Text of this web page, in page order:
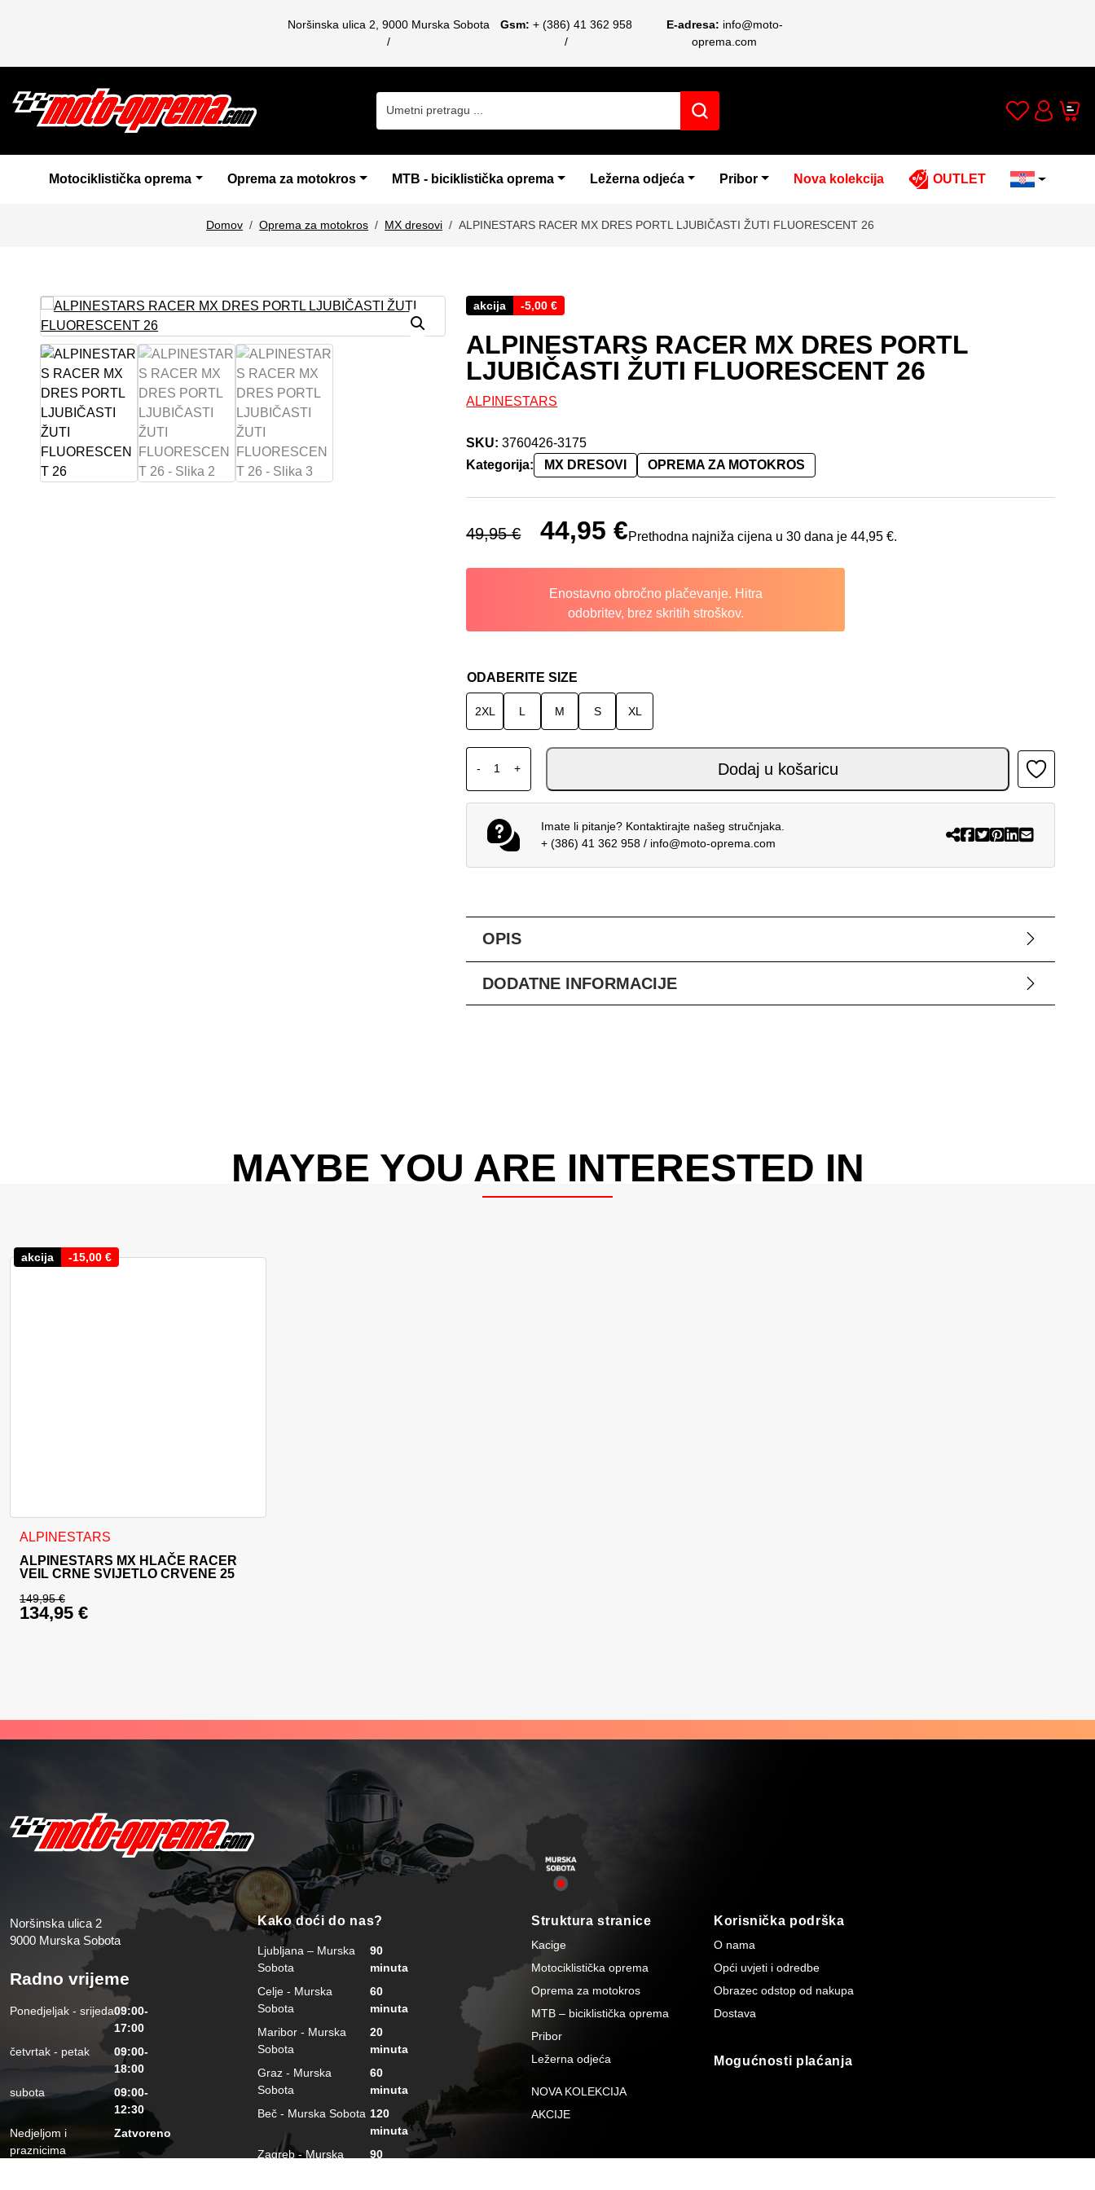
Noršinska ulica 2, 9000 Murska Sobota Gsm: + (386) 41 362 958 E-adresa: info@moto-
oprema.com
Wishlist
Cart
Motociklistička oprema Oprema za motokros MTB - biciklistička oprema Ležerna odjeća Pribor Nova kolekcija OUTLET
Domov Oprema za motokros MX dresovi ALPINESTARS RACER MX DRES PORTL LJUBIČASTI ŽUTI FLUORESCENT 26
akcija -5,00€
ALPINESTARS RACER MX DRES PORTL
LJUBIČASTI ŽUTI FLUORESCENT 26
ALPINESTARS
SKU:3760426-3175
Kategorija:
MX DRESOVI OPREMA ZA MOTOKROS
49,95€
Izvorna cijena bila je: 49,95 €.
44,95€Prethodna najniža cijena u 30 dana je44,95€.
Enostavno obročno plačevanje. Hitra
odobritev, brez skritih stroškov.
ODABERITE SIZE
2XL L M S XL
-
ALPINESTARS RACER MX DRES PORTL LJUBIČASTI ŽUTI FLUORESCENT 26 količina
+ Dodaj u košaricu
Imate li pitanje? Kontaktirajte našeg stručnjaka.
+ (386) 41 362 958 / info@moto-oprema.com
OPIS
DODATNE INFORMACIJE
MAYBE YOU ARE INTERESTED IN
akcija -15,00 €
ALPINESTARS
ALPINESTARS MX HLAČE RACER
VEIL CRNE SVIJETLO CRVENE 25
149,95€
Izvorna cijena bila je: 149,95 €.
134,95 €
Ovaj proizvod ima više varijanti. Opcije se mogu odabrati na stranici proizvoda
Noršinska ulica 2
9000 Murska Sobota
Radno vrijeme
Ponedjeljak - srijeda09:00-
17:00
četvrtak - petak
09:00-
18:00
subota
09:00-
12:30
Nedjeljom i
praznicima
Zatvoreno
Kako doći do nas?
Ljubljana – Murska
Sobota
90
minuta
Celje - Murska
Sobota
60
minuta
Maribor - Murska
Sobota
20
minuta
Graz - Murska
Sobota
60
minuta
Beč - Murska Sobota 120
minuta
Zagreb - Murska
90
Struktura stranice
Kacige
Motociklistička oprema
Oprema za motokros
MTB – biciklistička oprema
Pribor
Ležerna odjeća
NOVA KOLEKCIJA
AKCIJE
Korisnička podrška
O nama
Opći uvjeti i odredbe
Obrazec odstop od nakupa
Dostava
Mogućnosti plaćanja